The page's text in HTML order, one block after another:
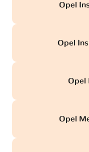
Opel
Opel
Opel
Opel